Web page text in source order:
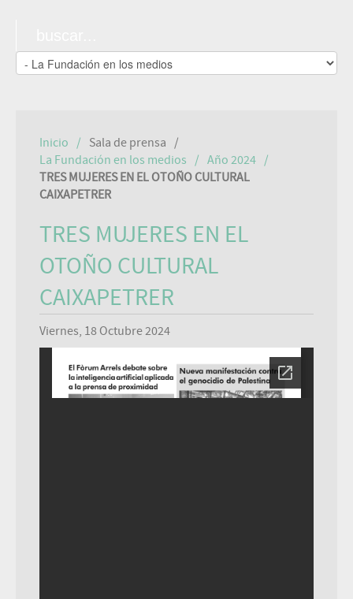
Inicio
Sala de prensa
La Fundación en los medios
Año 2024
TRES MUJERES EN EL OTOÑO CULTURAL
CAIXAPETRER
TRES MUJERES EN EL
OTOÑO CULTURAL
CAIXAPETRER
Viernes, 18 Octubre 2024